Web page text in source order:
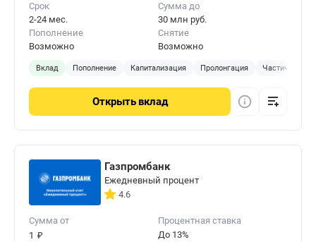
Срок
2-24 мес.
Сумма до
30 млн руб.
Пополнение
Возможно
Снятие
Возможно
Вклад Пополнение Капитализация Пролонгация Частичное
Открыть вклад
Газпромбанк
Ежедневный процент
4.6
Сумма от
1 ₽
Процентная ставка
До 13%